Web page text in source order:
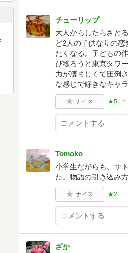
チューリップ
大人からしたらさと
ど2人の子供なりの
たくなる。子どもの
び移ろうと東京タワ
力が凄まじくて圧倒
な感じで好きなキャラ
ナイス ★5
Tomoko
小学生ながらも。サ
た。物語の引き込み
ナイス ★2
ざか